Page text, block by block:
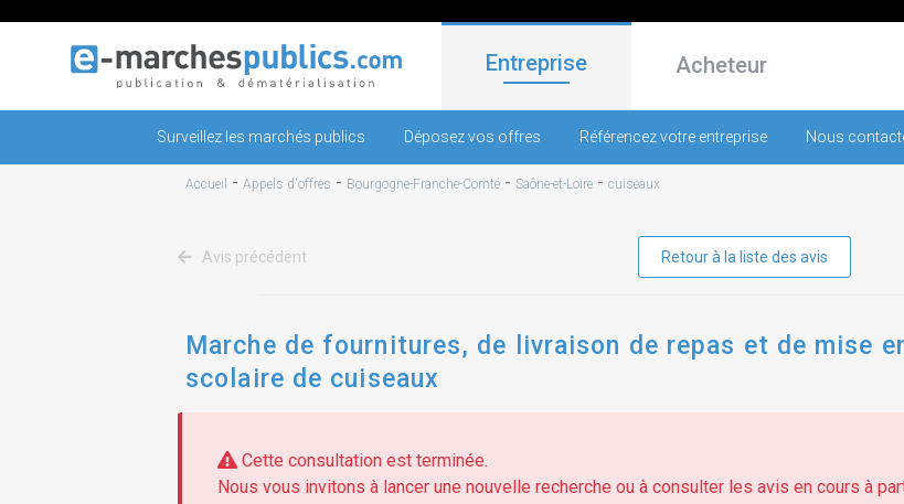
Entreprise Acheteur
Surveillez les marchés publics Déposez vos offres Référencez votre entreprise Nous
Accueil - Appels d'offres - Bourgogne-Franche-Comté - Saône-et-Loire - cuiseaux
Avis précédent Retour à la liste des avis
Marche de fournitures, de livraison de repas et de mise
scolaire de cuiseaux
Cette consultation est terminée.
Nous vous invitons à lancer une nouvelle recherche ou à consulter les avis en cours à